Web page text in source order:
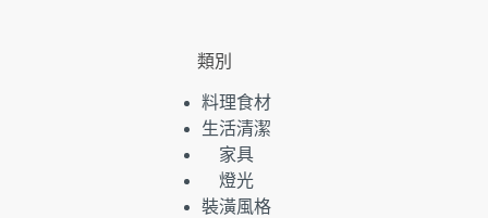
類別
料理食材
生活清潔
家具
燈光
裝潢風格